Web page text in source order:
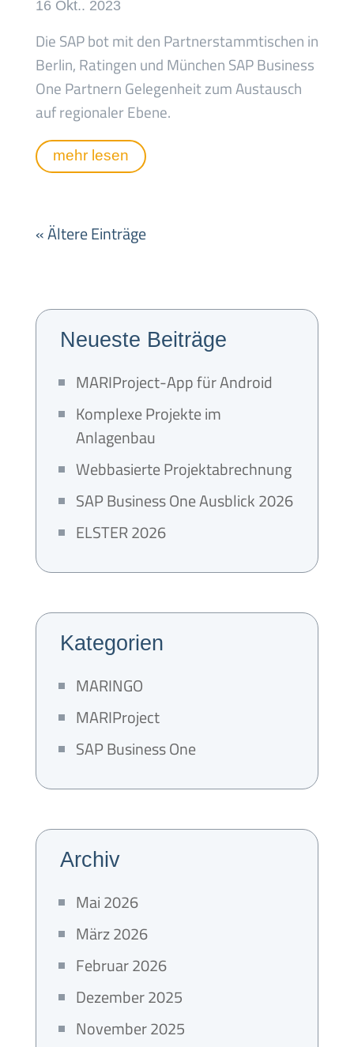
Die SAP bot mit den Partnerstammtischen in
Berlin, Ratingen und München SAP Business
One Partnern Gelegenheit zum Austausch
auf regionaler Ebene.
mehr lesen
« Ältere Einträge
Neueste Beiträge
MARIProject-App für Android
Komplexe Projekte im
Anlagenbau
Webbasierte Projektabrechnung
SAP Business One Ausblick 2026
ELSTER 2026
Kategorien
MARINGO
MARIProject
SAP Business One
Archiv
Mai 2026
März 2026
Februar 2026
Dezember 2025
November 2025